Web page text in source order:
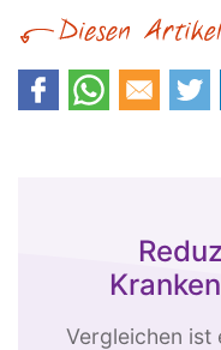
Vergleichen ist